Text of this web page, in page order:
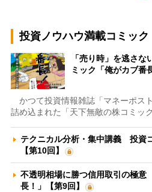
投資ノウハウ満載コミック
「売り時」を逃さ
ミック「俺がカブ番
かつて投資情報雑誌「マネーポス
詰め込まれた「天下無敵の株コミッ
テクニカル分析・集中講義 投資
【第10回】
不透明相場に勝つ信用取引の極
長！」【第9回】